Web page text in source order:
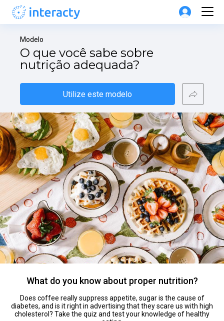
Modelo
O que você sabe sobre
nutrição adequada?
Utilize este modelo